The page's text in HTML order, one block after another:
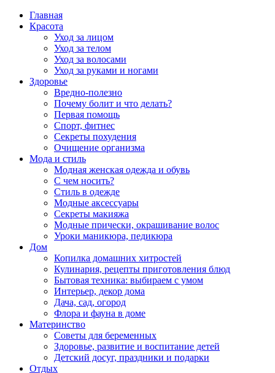
Главная
Красота
Уход за лицом
Уход за телом
Уход за волосами
Уход за руками и ногами
Здоровье
Вредно-полезно
Почему болит и что делать?
Первая помощь
Спорт, фитнес
Секреты похудения
Очищение организма
Мода и стиль
Модная женская одежда и обувь
С чем носить?
Стиль в одежде
Модные аксессуары
Секреты макияжа
Модные прически, окрашивание волос
Уроки маникюра, педикюра
Дом
Копилка домашних хитростей
Кулинария, рецепты приготовления блюд
Бытовая техника: выбираем с умом
Интерьер, декор дома
Дача, сад, огород
Флора и фауна в доме
Материнство
Советы для беременных
Здоровье, развитие и воспитание детей
Детский досуг, праздники и подарки
Отдых